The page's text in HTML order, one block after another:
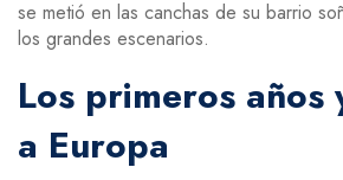
se metió en las canchas de su barrio
los grandes escenarios.
Los primeros años
a Europa